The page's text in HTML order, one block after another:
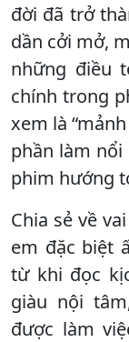
đời đã trở
dần cởi mở,
những điều
chính trong
xem là
phần làm
phim hướng
Chia sẻ về
em đặc biệt
từ khi đọc
giàu nội
được làm